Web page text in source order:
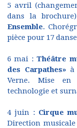
5 avril
dans la
Ensemble.
pièce pour 17
6 mai :Théâtre
des Carpathes» à
Verne. Mise en
technologie et
4 juin : Cirque
Direction